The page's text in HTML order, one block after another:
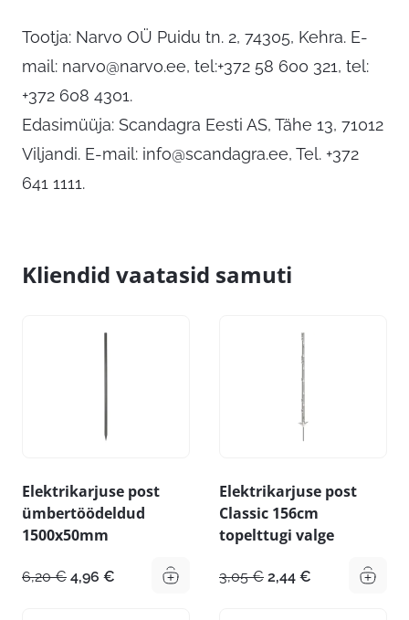
Tootja: Narvo OÜ Puidu tn. 2, 74305, Kehra. E-
mail: narvo@narvo.ee, tel:+372 58 600 321, tel:
+372 608 4301.
Edasimüüja: Scandagra Eesti AS, Tähe 13, 71012
Viljandi. E-mail: info@scandagra.ee, Tel. +372
641 1111.
Kliendid vaatasid samuti
Elektrikarjuse post
ümbertöödeldud
1500x50mm
6,20€ Algne
4,96 € Praegune
Elektrikarjuse post
Classic 156cm
topelttugi valge
3,05€ Algne
2,44 € Praegune